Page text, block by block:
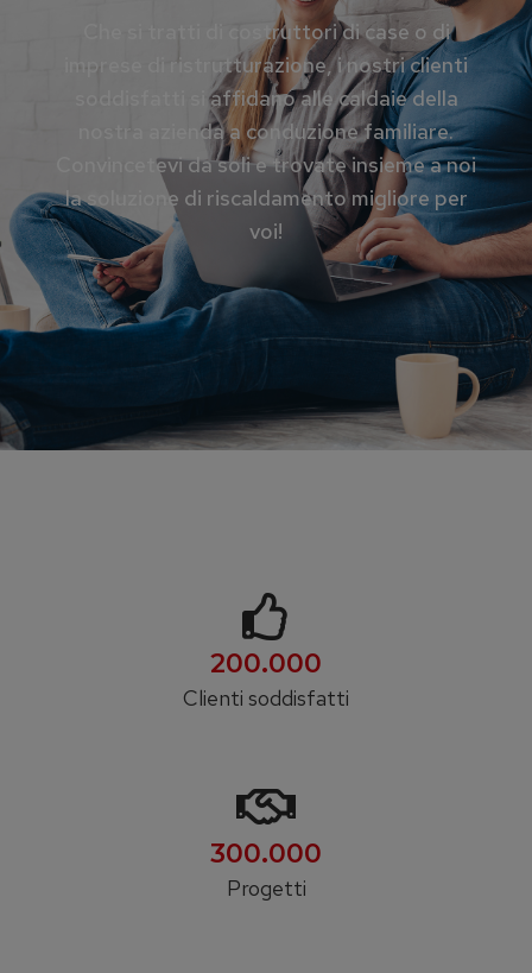
Che si tratti di costruttori di case o di
imprese di ristrutturazione, i nostri clienti
soddisfatti si affidano alle caldaie della
nostra azienda a conduzione familiare.
Convincetevi da soli e trovate insieme a noi
la soluzione di riscaldamento migliore per
voi!
200.000
Clienti soddisfatti
300.000
Progetti